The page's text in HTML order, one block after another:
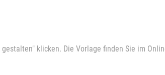
klicken. Die Vorlage finden Sie im